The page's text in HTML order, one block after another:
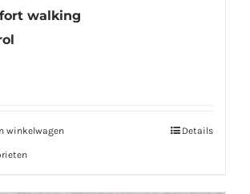
walking
winkelwagen Details